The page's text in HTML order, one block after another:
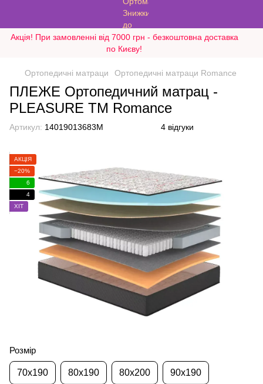
Акція! При замовленні від 7000 грн - безкоштовна доставка
по Києву!
Ортопедичні матраци Ортопедичні матраци Romance
ПЛЕЖЕ Ортопедичний матрац -
PLEASURE ТМ Romance
Артикул: 14019013683M 4 відгуки
АКЦІЯ
−20%
6
4
ХІТ
Розмір
70х190 80х190 80х200 90х190